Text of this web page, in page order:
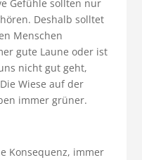
Gefühle sollten nur
Deshalb solltet
Menschen
gute Laune oder ist
nicht gut geht,
Wiese auf der
immer grüner.
Konsequenz, immer